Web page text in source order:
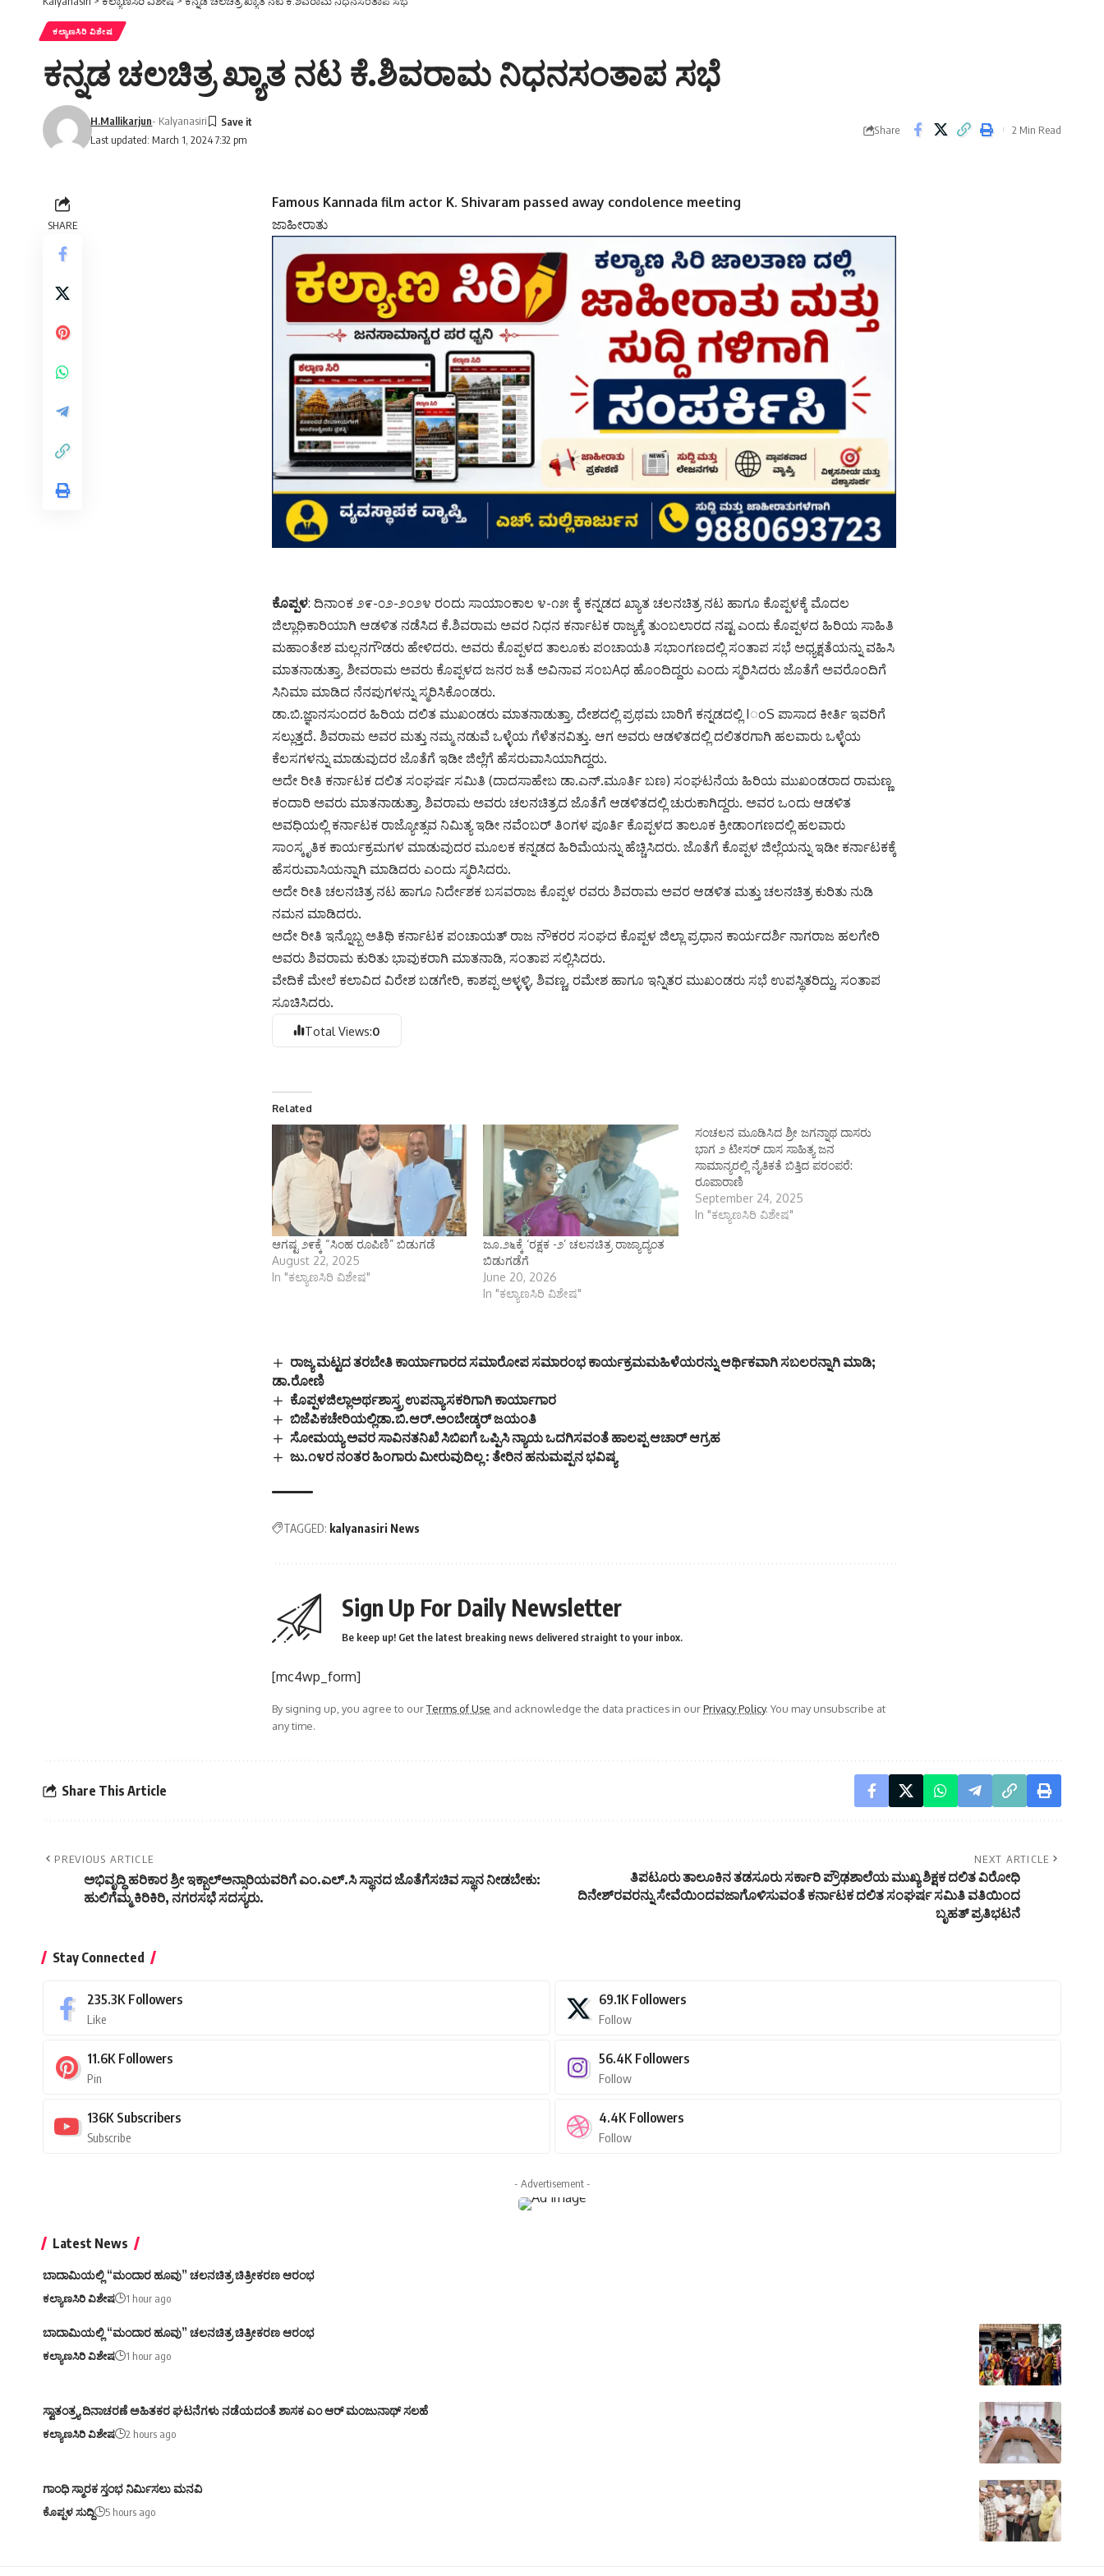
ಕಲ್ಯಾಣಸಿರಿ ವಿಶೇಷ
ಕನ್ನಡ ಚಲಚಿತ್ರ ಖ್ಯಾತ ನಟ ಕೆ.ಶಿವರಾಮ ನಿಧನಸಂತಾಪ ಸಭೆ
Last updated: March 1, 2024 7:32 pm
H.Mallikarjun- Kalyanasiri
Share 2 Min Read
SHARE
Famous Kannada film actor K. Shivaram passed away condolence meeting
ಜಾಹೀರಾತು
ಕೊಪ್ಪಳ: ದಿನಾಂಕ ೨೯-೦೨-೨೦೨೪ ರಂದು ಸಾಯಾಂಕಾಲ ೪-೧೫ ಕ್ಕೆ ಕನ್ನಡದ ಖ್ಯಾತ ಚಲನಚಿತ್ರ ನಟ ಹಾಗೂ ಕೊಪ್ಪಳಕ್ಕೆ ಮೊದಲ
ಜಿಲ್ಲಾಧಿಕಾರಿಯಾಗಿ ಆಡಳಿತ ನಡೆಸಿದ ಕೆ.ಶಿವರಾಮ ಅವರ ನಿಧನ ಕರ್ನಾಟಕ ರಾಜ್ಯಕ್ಕೆ ತುಂಬಲಾರದ ನಷ್ಟ ಎಂದು ಕೊಪ್ಪಳದ ಹಿರಿಯ ಸಾಹಿತಿ
ಮಹಾಂತೇಶ ಮಲ್ಲನಗೌಡರು ಹೇಳಿದರು. ಅವರು ಕೊಪ್ಪಳದ ತಾಲೂಕು ಪಂಚಾಯತಿ ಸಭಾಂಗಣದಲ್ಲಿ ಸಂತಾಪ ಸಭೆ ಅಧ್ಯಕ್ಷತೆಯನ್ನು ವಹಿಸಿ
ಮಾತನಾಡುತ್ತಾ, ಶೀವರಾಮ ಅವರು ಕೊಪ್ಪಳದ ಜನರ ಜತೆ ಅವಿನಾವ ಸಂಬAಧ ಹೊಂದಿದ್ದರು ಎಂದು ಸ್ಮರಿಸಿದರು ಜೊತೆಗೆ ಅವರೊಂದಿಗೆ
ಸಿನಿಮಾ ಮಾಡಿದ ನೆನಪುಗಳನ್ನು ಸ್ಮರಿಸಿಕೊಂಡರು.
ಡಾ.ಬಿ.ಜ್ಞಾನಸುಂದರ ಹಿರಿಯ ದಲಿತ ಮುಖಂಡರು ಮಾತನಾಡುತ್ತಾ, ದೇಶದಲ್ಲಿ ಪ್ರಥಮ ಬಾರಿಗೆ ಕನ್ನಡದಲ್ಲಿ IಂS ಪಾಸಾದ ಕೀರ್ತಿ ಇವರಿಗೆ
ಸಲ್ಲುತ್ತದೆ. ಶಿವರಾಮ ಅವರ ಮತ್ತು ನಮ್ಮ ನಡುವೆ ಒಳ್ಳೆಯ ಗೆಳೆತನವಿತ್ತು. ಆಗ ಅವರು ಆಡಳಿತದಲ್ಲಿ ದಲಿತರಗಾಗಿ ಹಲವಾರು ಒಳ್ಳೆಯ
ಕೆಲಸಗಳನ್ನು ಮಾಡುವುದರ ಜೊತೆಗೆ ಇಡೀ ಜಿಲ್ಲೆಗೆ ಹೆಸರುವಾಸಿಯಾಗಿದ್ದರು.
ಅದೇ ರೀತಿ ಕರ್ನಾಟಕ ದಲಿತ ಸಂಘರ್ಷ ಸಮಿತಿ (ದಾದಸಾಹೇಬ ಡಾ.ಎನ್.ಮೂರ್ತಿ ಬಣ) ಸಂಘಟನೆಯ ಹಿರಿಯ ಮುಖಂಡರಾದ ರಾಮಣ್ಣ
ಕಂದಾರಿ ಅವರು ಮಾತನಾಡುತ್ತಾ, ಶಿವರಾಮ ಅವರು ಚಲನಚಿತ್ರದ ಜೊತೆಗೆ ಆಡಳಿತದಲ್ಲಿ ಚುರುಕಾಗಿದ್ದರು. ಅವರ ಒಂದು ಆಡಳಿತ
ಅವಧಿಯಲ್ಲಿ ಕರ್ನಾಟಕ ರಾಜ್ಯೋತ್ಸವ ನಿಮಿತ್ಯ ಇಡೀ ನವೆಂಬರ್ ತಿಂಗಳ ಪೂರ್ತಿ ಕೊಪ್ಪಳದ ತಾಲೂಕ ಕ್ರೀಡಾಂಗಣದಲ್ಲಿ ಹಲವಾರು
ಸಾಂಸ್ಕೃತಿಕ ಕಾರ್ಯಕ್ರಮಗಳ ಮಾಡುವುದರ ಮೂಲಕ ಕನ್ನಡದ ಹಿರಿಮೆಯನ್ನು ಹೆಚ್ಚಿಸಿದರು. ಜೊತೆಗೆ ಕೊಪ್ಪಳ ಜಿಲ್ಲೆಯನ್ನು ಇಡೀ ಕರ್ನಾಟಕಕ್ಕೆ
ಹೆಸರುವಾಸಿಯನ್ನಾಗಿ ಮಾಡಿದರು ಎಂದು ಸ್ಮರಿಸಿದರು.
ಅದೇ ರೀತಿ ಚಲನಚಿತ್ರ ನಟ ಹಾಗೂ ನಿರ್ದೇಶಕ ಬಸವರಾಜ ಕೊಪ್ಪಳ ರವರು ಶಿವರಾಮ ಅವರ ಆಡಳಿತ ಮತ್ತು ಚಲನಚಿತ್ರ ಕುರಿತು ನುಡಿ
ನಮನ ಮಾಡಿದರು.
ಅದೇ ರೀತಿ ಇನ್ನೊಬ್ಬ ಅತಿಥಿ ಕರ್ನಾಟಕ ಪಂಚಾಯತ್ ರಾಜ ನೌಕರರ ಸಂಘದ ಕೊಪ್ಪಳ ಜಿಲ್ಲಾ ಪ್ರಧಾನ ಕಾರ್ಯದರ್ಶಿ ನಾಗರಾಜ ಹಲಗೇರಿ
ಅವರು ಶಿವರಾಮ ಕುರಿತು ಭಾವುಕರಾಗಿ ಮಾತನಾಡಿ, ಸಂತಾಪ ಸಲ್ಲಿಸಿದರು.
ವೇದಿಕೆ ಮೇಲೆ ಕಲಾವಿದ ವಿರೇಶ ಬಡಗೇರಿ, ಕಾಶಪ್ಪ ಅಳ್ಳಳ್ಳಿ, ಶಿವಣ್ಣ, ರಮೇಶ ಹಾಗೂ ಇನ್ನಿತರ ಮುಖಂಡರು ಸಭೆ ಉಪಸ್ಥಿತರಿದ್ದು, ಸಂತಾಪ
ಸೂಚಿಸಿದರು.
Total Views:0
Related
ಆಗಷ್ಟ ೨೯ಕ್ಕೆ “ಸಿಂಹ ರೂಪಿಣಿ” ಬಿಡುಗಡೆ
August 22, 2025
In "ಕಲ್ಯಾಣಸಿರಿ ವಿಶೇಷ"
ಜೂ.೨೬ಕ್ಕೆ ‘ರಕ್ಷಕ -೨’ ಚಲನಚಿತ್ರ ರಾಜ್ಯಾದ್ಯಂತ
ಬಿಡುಗಡೆಗೆ
June 20, 2026
In "ಕಲ್ಯಾಣಸಿರಿ ವಿಶೇಷ"
ಸಂಚಲನ ಮೂಡಿಸಿದ ಶ್ರೀ ಜಗನ್ನಾಥ ದಾಸರು
ಭಾಗ ೨ ಟೀಸರ್ ದಾಸ ಸಾಹಿತ್ಯ ಜನ
ಸಾಮಾನ್ಯರಲ್ಲಿ ನೈತಿಕತೆ ಬಿತ್ತಿದ ಪರಂಪರೆ:
ರೂಪಾರಾಣಿ
September 24, 2025
In "ಕಲ್ಯಾಣಸಿರಿ ವಿಶೇಷ"
ರಾಜ್ಯ ಮಟ್ಟದ ತರಬೇತಿ ಕಾರ್ಯಾಗಾರದ ಸಮಾರೋಪ ಸಮಾರಂಭ ಕಾರ್ಯಕ್ರಮಮಹಿಳೆಯರನ್ನು ಆರ್ಥಿಕವಾಗಿ ಸಬಲರನ್ನಾಗಿ ಮಾಡಿ;
ಡಾ.ರೋಣಿ
ಕೊಪ್ಪಳಜಿಲ್ಲಾಅರ್ಥಶಾಸ್ತ್ರ ಉಪನ್ಯಾಸಕರಿಗಾಗಿ ಕಾರ್ಯಾಗಾರ
ಬಿಜೆಪಿಕಚೇರಿಯಲ್ಲಿಡಾ.ಬಿ.ಆರ್.ಅಂಬೇಡ್ಕರ್ ಜಯಂತಿ
ಸೋಮಯ್ಯ ಅವರ ಸಾವಿನತನಿಖೆ ಸಿಬಿಐಗೆ ಒಪ್ಪಿಸಿ ನ್ಯಾಯ ಒದಗಿಸವಂತೆ ಹಾಲಪ್ಪ ಆಚಾರ್ ಆಗ್ರಹ
ಜು.೧೪ರ ನಂತರ ಹಿಂಗಾರು ಮೀರುವುದಿಲ್ಲ : ತೇರಿನ ಹನುಮಪ್ಪನ ಭವಿಷ್ಯ
TAGGED: kalyanasiri News
Sign Up For Daily Newsletter
Be keep up! Get the latest breaking news delivered straight to your inbox.
[mc4wp_form]
By signing up, you agree to ourTerms of Use and acknowledge the data practices in ourPrivacy Policy. You may unsubscribe at
any time.
Share This Article
PREVIOUS ARTICLE
ಅಭಿವೃದ್ಧಿ ಹರಿಕಾರ ಶ್ರೀ ಇಕ್ಬಾಲ್ಅನ್ಸಾರಿಯವರಿಗೆ ಎಂ.ಎಲ್.ಸಿ ಸ್ಥಾನದ ಜೊತೆಗೆಸಚಿವ ಸ್ಥಾನ ನೀಡಬೇಕು:
ಹುಲಿಗೆಮ್ಮ ಕಿರಿಕಿರಿ, ನಗರಸಭೆ ಸದಸ್ಯರು.
NEXT ARTICLE
ತಿಪಟೂರು ತಾಲೂಕಿನ ತಡಸೂರು ಸರ್ಕಾರಿ ಪ್ರೌಢಶಾಲೆಯ ಮುಖ್ಯ ಶಿಕ್ಷಕ ದಲಿತ ವಿರೋಧಿ
ದಿನೇಶ್‍ರವರನ್ನು ಸೇವೆಯಿಂದವಜಾಗೊಳಿಸುವಂತೆ ಕರ್ನಾಟಕ ದಲಿತ ಸಂಘರ್ಷ ಸಮಿತಿ ವತಿಯಿಂದ
ಬೃಹತ್ ಪ್ರತಿಭಟನೆ
Stay Connected
235.3K Followers
Like
69.1K Followers
Follow
11.6K Followers
Pin
56.4K Followers
Follow
136K Subscribers
Subscribe
4.4K Followers
Follow
- Advertisement -
Latest News
ಬಾದಾಮಿಯಲ್ಲಿ “ಮಂದಾರ ಹೂವು” ಚಲನಚಿತ್ರ ಚಿತ್ರೀಕರಣ ಆರಂಭ
ಕಲ್ಯಾಣಸಿರಿ ವಿಶೇಷ 1 hour ago
ಬಾದಾಮಿಯಲ್ಲಿ “ಮಂದಾರ ಹೂವು” ಚಲನಚಿತ್ರ ಚಿತ್ರೀಕರಣ ಆರಂಭ
ಕಲ್ಯಾಣಸಿರಿ ವಿಶೇಷ 1 hour ago
ಸ್ವಾತಂತ್ರ್ಯ ದಿನಾಚರಣೆ ಅಹಿತಕರ ಘಟನೆಗಳು ನಡೆಯದಂತೆ ಶಾಸಕ ಎಂ ಆರ್ ಮಂಜುನಾಥ್ ಸಲಹೆ
ಕಲ್ಯಾಣಸಿರಿ ವಿಶೇಷ 2 hours ago
ಗಾಂಧಿ ಸ್ಮಾರಕ ಸ್ತಂಭ ನಿರ್ಮಿಸಲು ಮನವಿ
ಕೊಪ್ಪಳ ಸುದ್ದಿ 5 hours ago